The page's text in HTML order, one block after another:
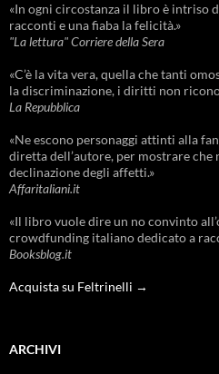
«In ogni circostanza il libro è intriso
racconti e una fiaba la felicità.»
"La lettura" Corriere della Sera
«C’è la vita vera, quella che tanti
la discriminazione, i diritti non
La Repubblica
«Ne escono personaggi attinti alla
diretta dell’autore, per mostrare
declinazione degli affetti.»
Affaritaliani.it
«Il libro vuole dire un no convinto
crowdfunding italiano dedicato a
Booksblog.it
Acquista su Feltrinelli →
ARCHIVI